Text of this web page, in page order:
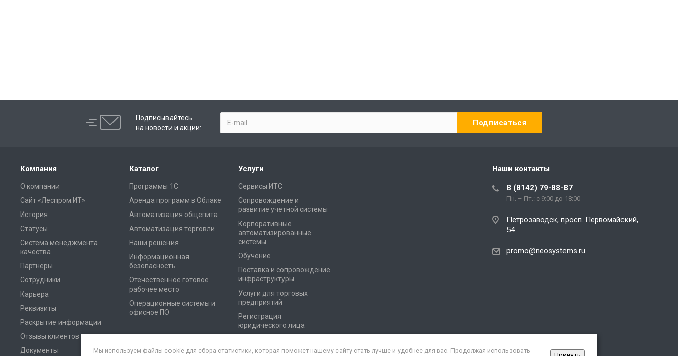
Подписывайтесь
на новости и акции:
Компания
О компании
Сайт «Леспром.ИТ»
История
Статусы
Система менеджмента
качества
Партнеры
Сотрудники
Карьера
Реквизиты
Раскрытие информации
Отзывы клиентов
Документы
Каталог
Программы 1С
Аренда программ в Облаке
Автоматизация общепита
Автоматизация торговли
Наши решения
Информационная
безопасность
Отечественное готовое
рабочее место
Операционные системы и
офисное ПО
Услуги
Сервисы ИТС
Сопровождение и
развитие учетной системы
Корпоративные
автоматизированные
системы
Обучение
Поставка и сопровождение
инфраструктуры
Услуги для торговых
предприятий
Регистрация
юридического лица
Наши контакты
8 (8142) 79-88-87
Пн. – Пт.: с 9:00 до 18:00
Петрозаводск, просп. Первомайский,
54
promo@neosystems.ru
Мы используем файлы cookie для сбора статистики, которая поможет нашему сайту стать лучше и удобнее для вас. Продолжая использовать